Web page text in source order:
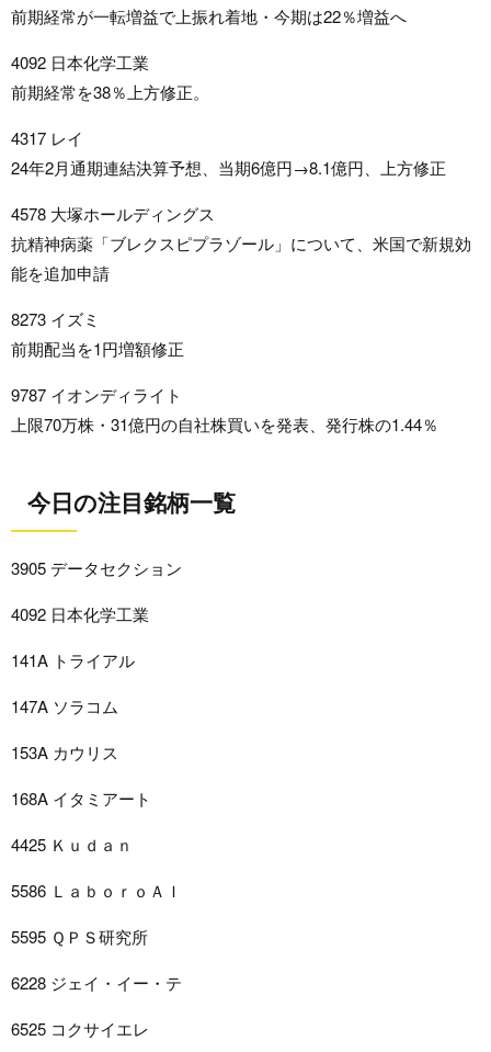
前期経常が一転増益で上振れ着地・今期は22％増益へ
4092 日本化学工業
前期経常を38％上方修正。
4317 レイ
24年2月通期連結決算予想、当期6億円→8.1億円、上方修正
4578 大塚ホールディングス
抗精神病薬「ブレクスピプラゾール」について、米国で新規効
能を追加申請
8273 イズミ
前期配当を1円増額修正
9787 イオンディライト
上限70万株・31億円の自社株買いを発表、発行株の1.44％
今日の注目銘柄一覧
3905 データセクション
4092 日本化学工業
141A トライアル
147A ソラコム
153A カウリス
168A イタミアート
4425 Ｋｕｄａｎ
5586 ＬａｂｏｒｏＡＩ
5595 ＱＰＳ研究所
6228 ジェイ・イー・テ
6525 コクサイエレ